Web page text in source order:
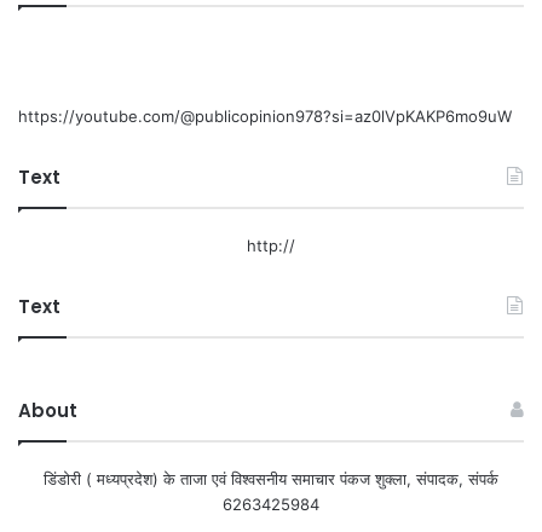
https://youtube.com/@publicopinion978?si=az0lVpKAKP6mo9uW
Text
http://
Text
About
डिंडोरी ( मध्यप्रदेश) के ताजा एवं विश्वसनीय समाचार पंकज शुक्ला, संपादक, संपर्क
6263425984